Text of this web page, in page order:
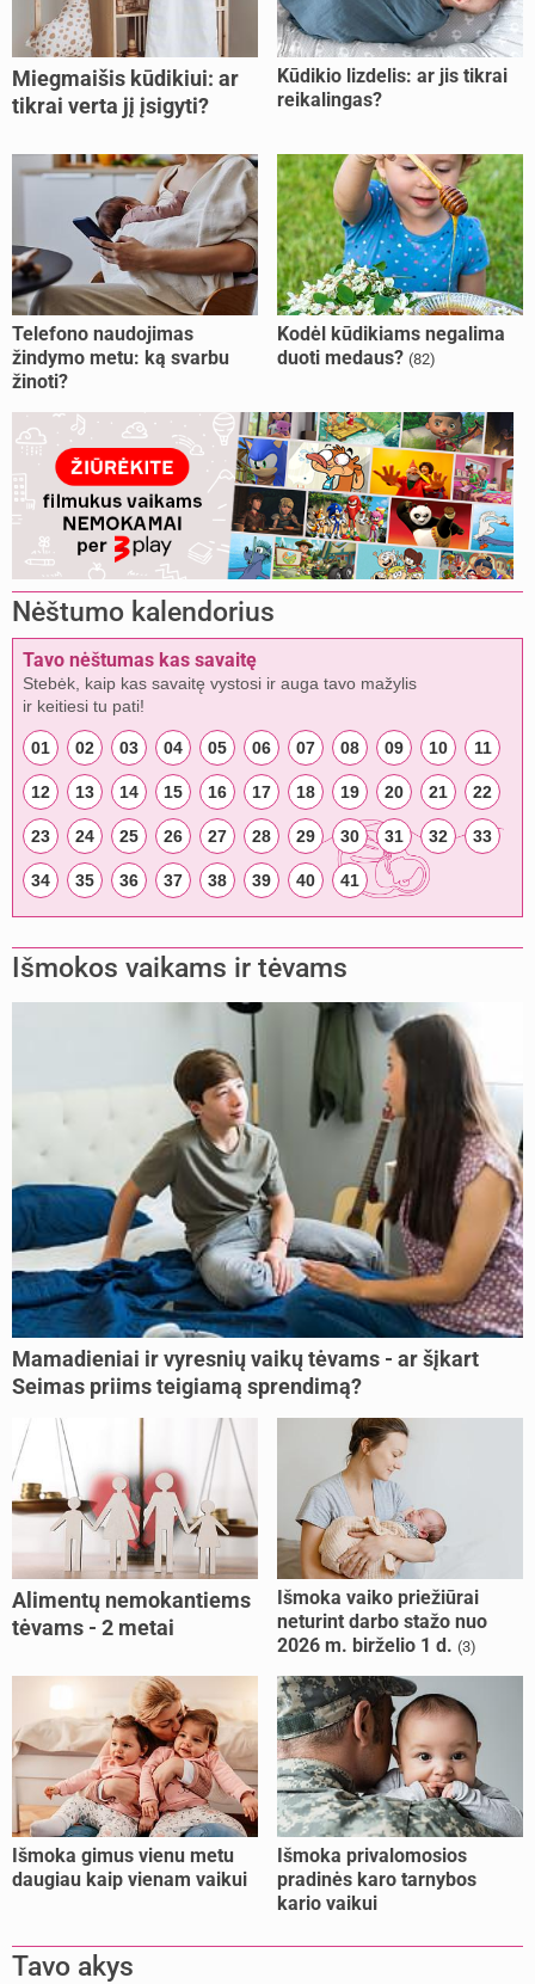
Miegmaišis kūdikiui: ar
tikrai verta jį įsigyti?
Kūdikio lizdelis: ar jis tikrai
reikalingas?
Telefono naudojimas
žindymo metu: ką svarbu
žinoti?
Kodėl kūdikiams negalima
duoti medaus? (82)
Nėštumo kalendorius
Tavo nėštumas kas savaitę
Stebėk, kaip kas savaitę vystosi ir auga tavo mažylis
ir keitiesi tu pati!
01 02 03 04 05 06 07 08 09 10 11
12 13 14 15 16 17 18 19 20 21 22
23 24 25 26 27 28 29 30 31 32 33
34 35 36 37 38 39 40 41
Išmokos vaikams ir tėvams
Mamadieniai ir vyresnių vaikų tėvams - ar šįkart
Seimas priims teigiamą sprendimą?
Alimentų nemokantiems
tėvams - 2 metai
Išmoka vaiko priežiūrai
neturint darbo stažo nuo
2026 m. birželio 1 d. (3)
Išmoka gimus vienu metu
daugiau kaip vienam vaikui
Išmoka privalomosios
pradinės karo tarnybos
kario vaikui
Tavo akys